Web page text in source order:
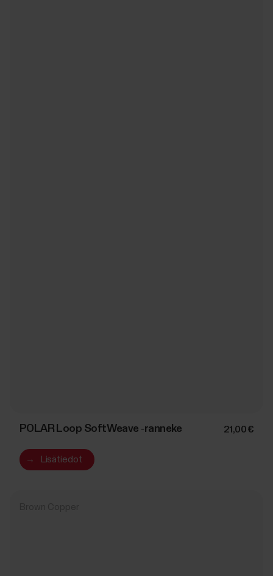
POLAR Loop SoftWeave ‑ranneke 21,00 €
→ Lisätiedot